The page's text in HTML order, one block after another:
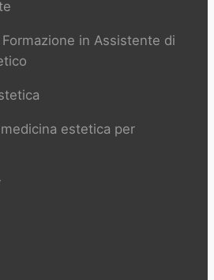
in Assistente di
estetica per